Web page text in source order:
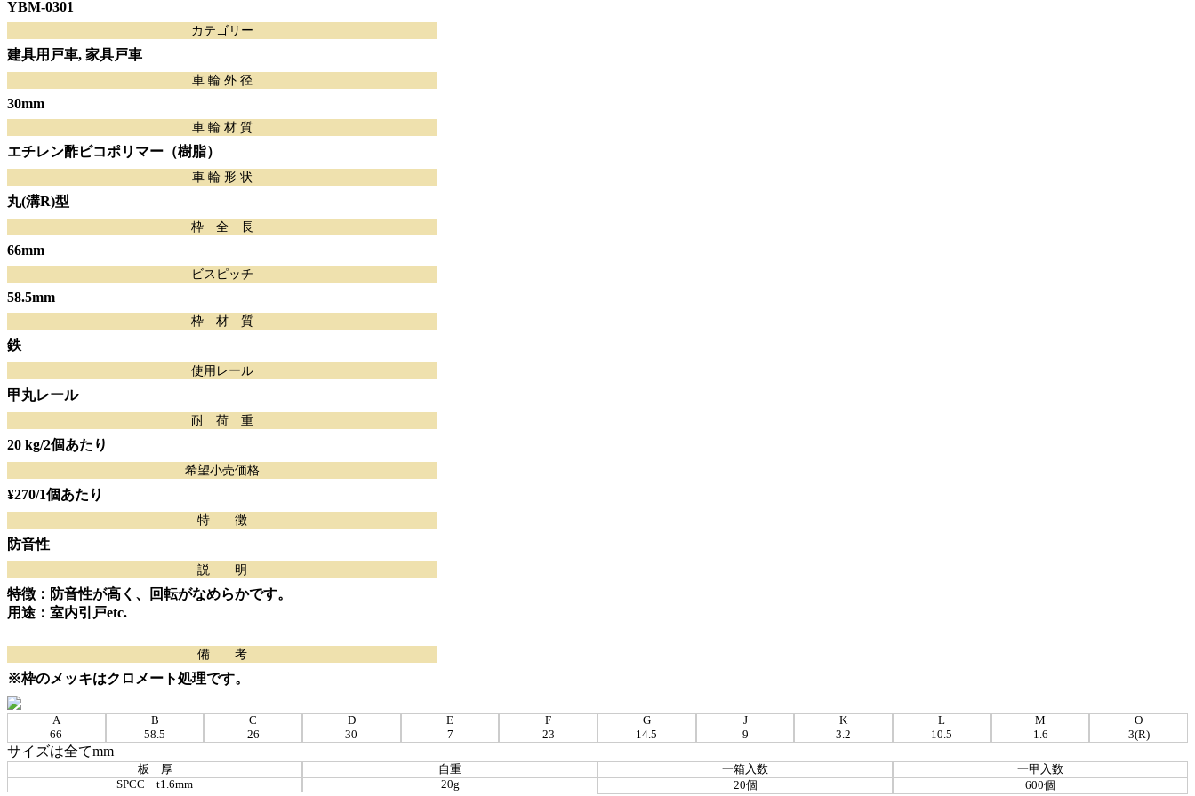
YBM-0301
カテゴリー
建具用戸車, 家具戸車
車 輪 外 径
30mm
車 輪 材 質
エチレン酢ビコポリマー（樹脂）
車 輪 形 状
丸(溝R)型
枠 全 長
66mm
ビスピッチ
58.5mm
枠 材 質
鉄
使用レール
甲丸レール
耐 荷 重
20 kg/2個あたり
希望小売価格
¥270/1個あたり
特 徴
防音性
説 明
特徴：防音性が高く、回転がなめらかです。
用途：室内引戸etc.
備 考
※枠のメッキはクロメート処理です。
A
66
B
58.5
C
26
D
30
E
7
F
23
G
14.5
J
9
K
3.2
L
10.5
M
1.6
O
3(R)
サイズは全てmm
板 厚
SPCC t1.6mm
自重
20g
一箱入数
20個
一甲入数
600個